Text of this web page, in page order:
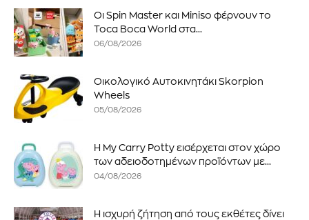
Οι Spin Master και Miniso φέρνουν το
Toca Boca World στα...
06/08/2026
Οικολογικό Αυτοκινητάκι Skorpion
Wheels
05/08/2026
Η My Carry Potty εισέρχεται στον χώρο
των αδειοδοτημένων προϊόντων με...
04/08/2026
Η ισχυρή ζήτηση από τους εκθέτες δίνει